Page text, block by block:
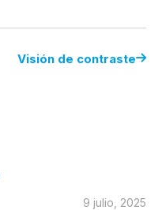
Visión de contraste
9 julio, 2025